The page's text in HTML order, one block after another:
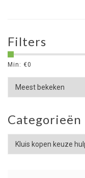
Filters
Min: €0
Categorieën